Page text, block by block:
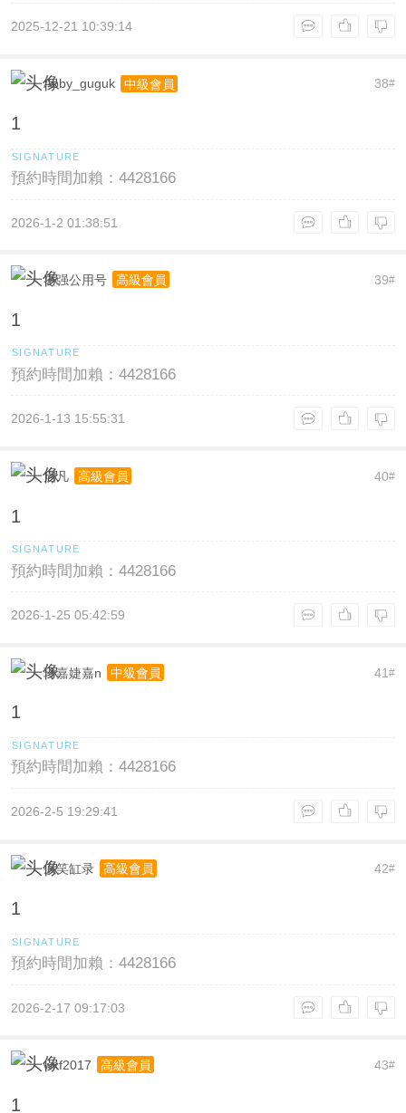
2025-12-21 10:39:14
38#
Abby_guguk 中級會員
1
預約時間加賴：4428166
2026-1-2 01:38:51
39#
枣强公用号 高級會員
1
預約時間加賴：4428166
2026-1-13 15:55:31
40#
启凡 高級會員
1
預約時間加賴：4428166
2026-1-25 05:42:59
41#
玲嘉婕嘉n 中級會員
1
預約時間加賴：4428166
2026-2-5 19:29:41
42#
疯笑缸录 高級會員
1
預約時間加賴：4428166
2026-2-17 09:17:03
43#
wxf2017 高級會員
1